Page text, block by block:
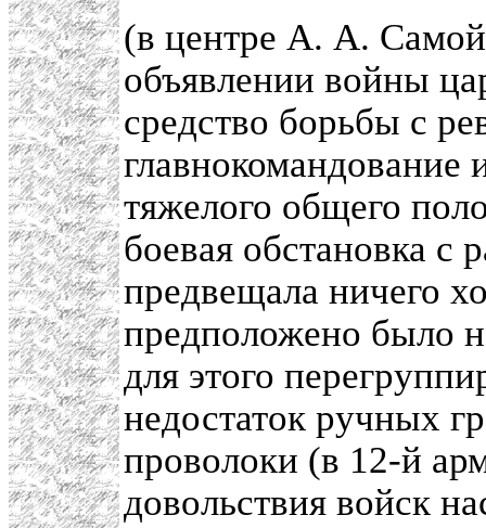
(в центре А. А.
объявлении войны
средство борьбы с
главнокомандование
тяжелого общего
боевая обстановка с
предвещала ничего
предположено было
для этого
недостаток ручных
проволоки (в 12-й
довольствия войск